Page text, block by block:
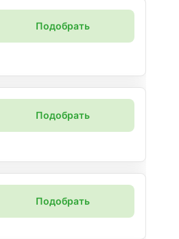
Подобрать
Подобрать
Подобрать